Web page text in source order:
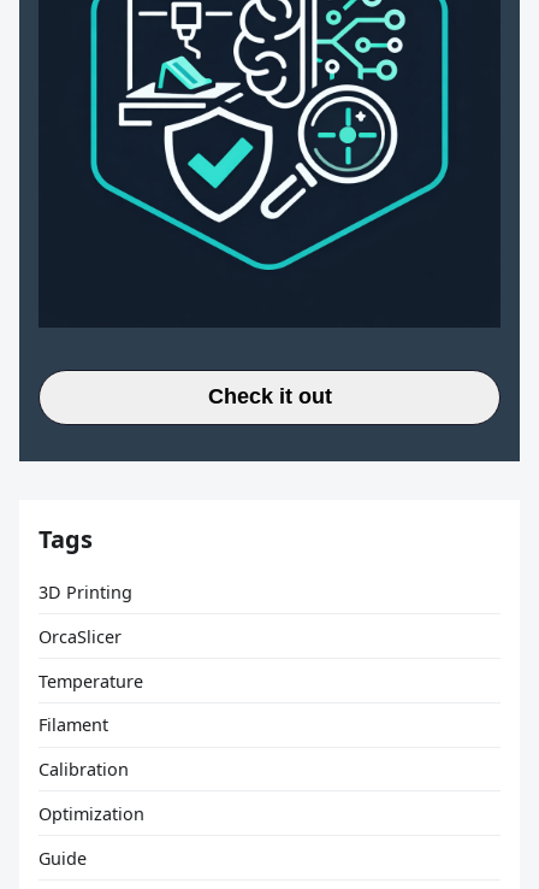
Check it out
Tags
3D Printing
OrcaSlicer
Temperature
Filament
Calibration
Optimization
Guide